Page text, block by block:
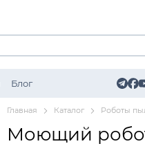
Блог
Главная Каталог Роботы
Моющий